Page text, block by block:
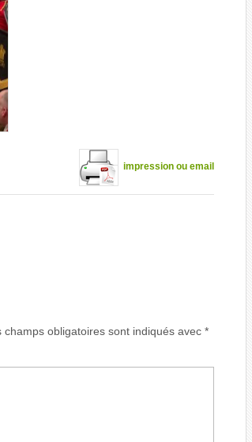
impression ou email
champs obligatoires sont indiqués avec *